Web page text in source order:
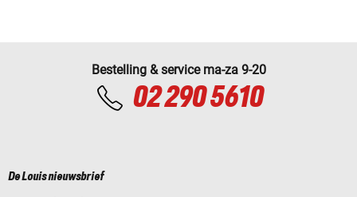
Bestelling & service ma-za 9-20
02 290 5610
De Louis nieuwsbrief